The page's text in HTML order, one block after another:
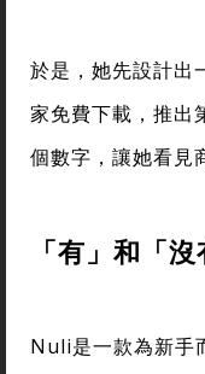
於是，她先設計出
家免費下載，推出
個數字，讓她看見
「有」和「
Nuli是一款為新手